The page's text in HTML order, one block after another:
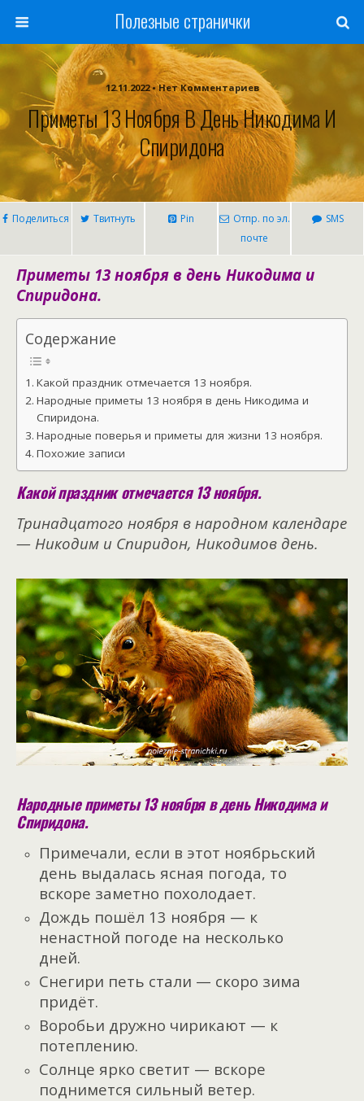
Полезные странички
12.11.2022 • Нет Комментариев
Приметы 13 Ноября В День Никодима И
Спиридона
Поделиться Твитнуть Pin
Отпр. по эл.
почте
SMS
Приметы 13 ноября в день Никодима и
Спиридона.
Содержание
Какой праздник отмечается 13 ноября.
Народные приметы 13 ноября в день Никодима и
Спиридона.
Народные поверья и приметы для жизни 13 ноября.
Похожие записи
Какой праздник отмечается 13 ноября.
Тринадцатого ноября в народном календаре
— Никодим и Спиридон, Никодимов день.
Народные приметы 13 ноября в день Никодима и
Спиридона.
Примечали, если в этот ноябрьский
день выдалась ясная погода, то
вскоре заметно похолодает.
Дождь пошёл 13 ноября — к
ненастной погоде на несколько
дней.
Снегири петь стали — скоро зима
придёт.
Воробьи дружно чирикают — к
потеплению.
Солнце ярко светит — вскоре
поднимется сильный ветер.